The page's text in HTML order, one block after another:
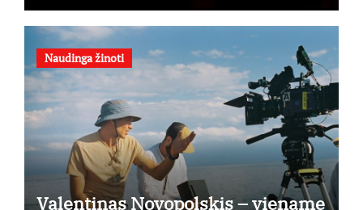
Naudinga žinoti
Valentinas Novopolskis – viename